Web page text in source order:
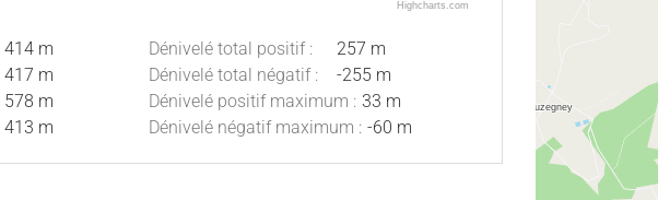
Highcharts.com
414 m
417 m
578 m
413 m
Dénivelé total positif :
257 m
Dénivelé total négatif :
-255 m
Dénivelé positif maximum : 33 m
Dénivelé négatif maximum : -60 m